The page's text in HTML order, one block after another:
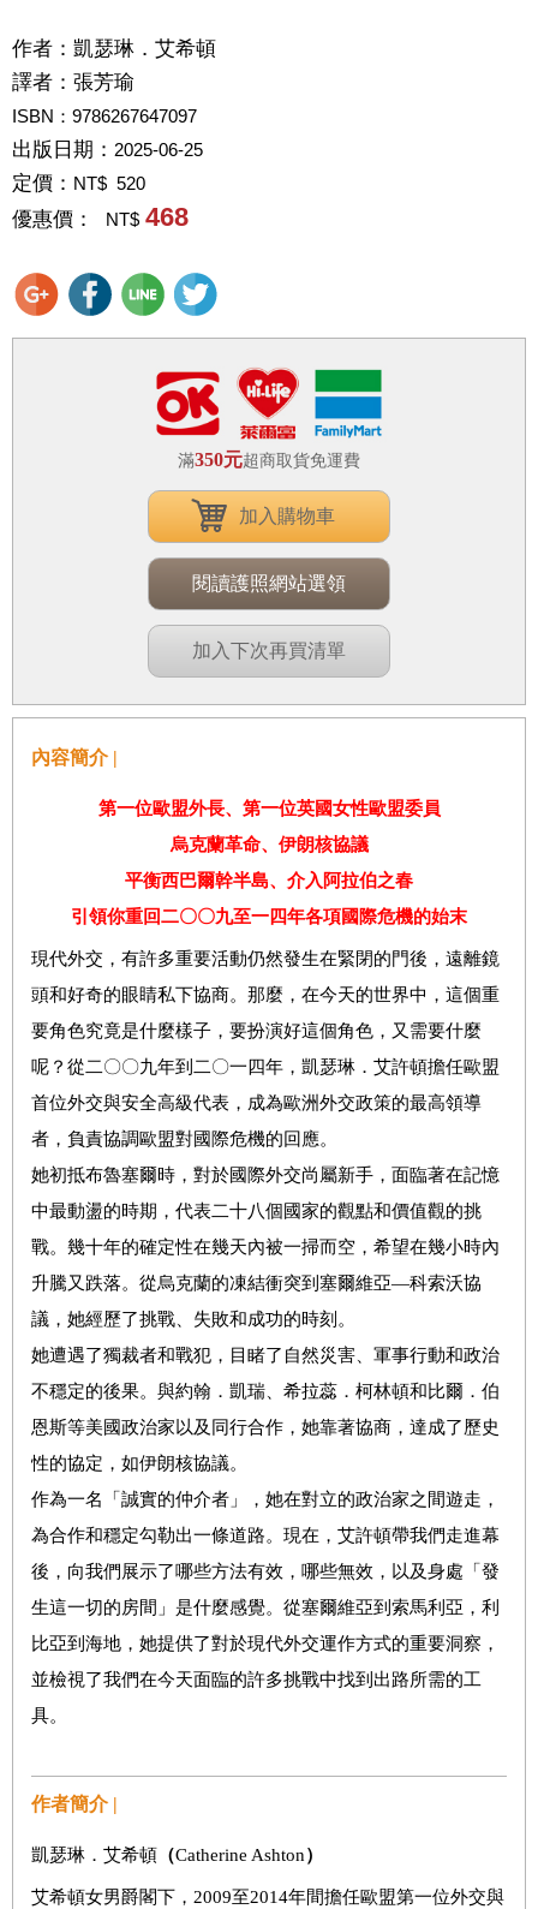
作者： 凱瑟琳．艾希頓
譯者： 張芳瑜
ISBN：9786267647097
出版日期： 2025-06-25
定價： NT$ 520
優惠價： NT$ 468
滿350元超商取貨免運費
加入購物車
閱讀護照網站選領
加入下次再買清單
內容簡介 |
第一位歐盟外長、第一位英國女性歐盟委員
烏克蘭革命、伊朗核協議
平衡西巴爾幹半島、介入阿拉伯之春
引領你重回二〇〇九至一四年各項國際危機的始末
現代外交，有許多重要活動仍然發生在緊閉的門後，遠離鏡
頭和好奇的眼睛私下協商。那麼，在今天的世界中，這個重
要角色究竟是什麼樣子，要扮演好這個角色，又需要什麼
呢？從二〇〇九年到二〇一四年，凱瑟琳．艾許頓擔任歐盟
首位外交與安全高級代表，成為歐洲外交政策的最高領導
者，負責協調歐盟對國際危機的回應。
她初抵布魯塞爾時，對於國際外交尚屬新手，面臨著在記憶
中最動盪的時期，代表二十八個國家的觀點和價值觀的挑
戰。幾十年的確定性在幾天內被一掃而空，希望在幾小時內
升騰又跌落。從烏克蘭的凍結衝突到塞爾維亞—科索沃協
議，她經歷了挑戰、失敗和成功的時刻。
她遭遇了獨裁者和戰犯，目睹了自然災害、軍事行動和政治
不穩定的後果。與約翰．凱瑞、希拉蕊．柯林頓和比爾．伯
恩斯等美國政治家以及同行合作，她靠著協商，達成了歷史
性的協定，如伊朗核協議。
作為一名「誠實的仲介者」，她在對立的政治家之間遊走，
為合作和穩定勾勒出一條道路。現在，艾許頓帶我們走進幕
後，向我們展示了哪些方法有效，哪些無效，以及身處「發
生這一切的房間」是什麼感覺。從塞爾維亞到索馬利亞，利
比亞到海地，她提供了對於現代外交運作方式的重要洞察，
並檢視了我們在今天面臨的許多挑戰中找到出路所需的工
具。
作者簡介 |
凱瑟琳．艾希頓 （Catherine Ashton）
艾希頓女男爵閣下，2009至2014年間擔任歐盟第一位外交與